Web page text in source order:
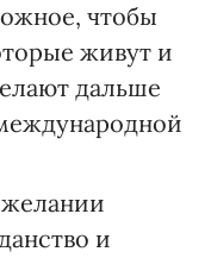
чтобы
живут и
дальше
и